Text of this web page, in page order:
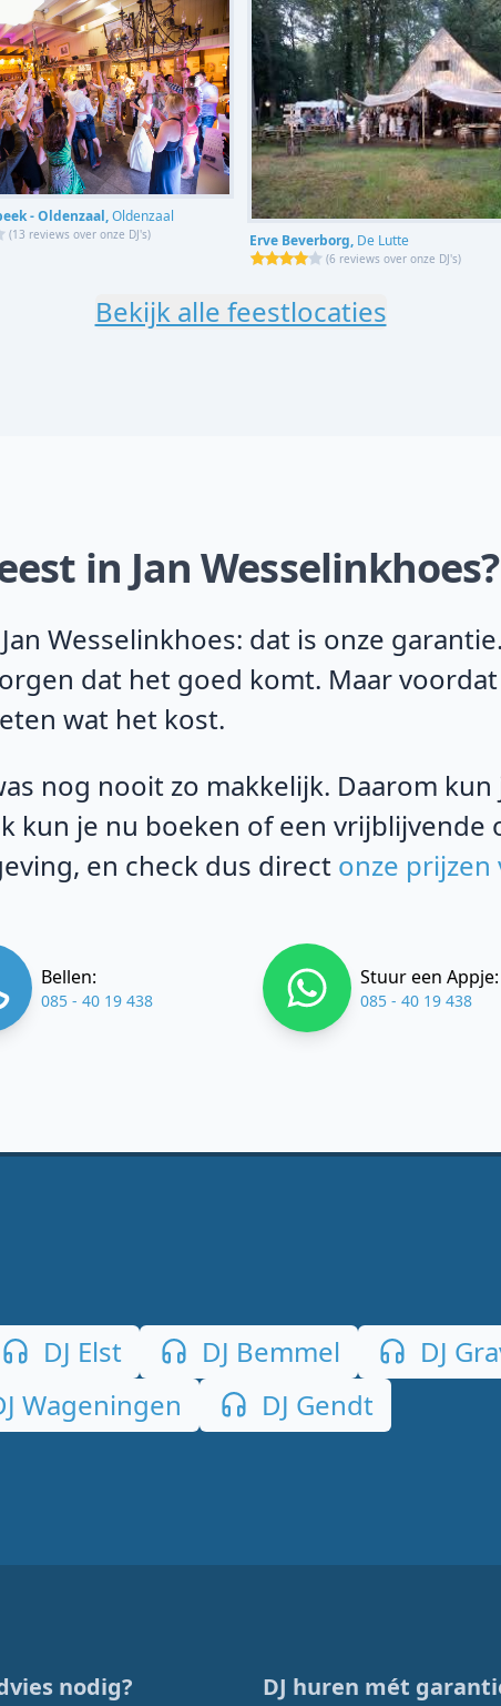
- Oldenzaal,Oldenzaal
(13 reviews over onze DJ's) Erve Beverborg, De Lutte
(6 reviews over onze DJ's)
Bekijk alle feestlocaties
in Jan Wesselinkhoes?
Wesselinkhoes: dat is onze
dat het goed komt. Maar
wat het kost.
nog nooit zo makkelijk. Daarom
kun je nu boeken of een vrijblijvende
en check dus direct onze prijzen
Bellen:
085 - 40 19 438
Stuur een Appje:
085 - 40 19 438
DJ Elst DJ Bemmel DJ
Wageningen DJ Gendt
nodig? DJ huren mét